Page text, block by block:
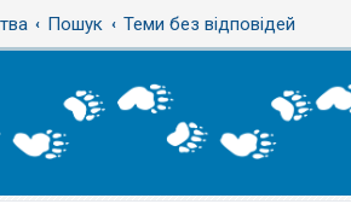
Пошук Теми без відповідей